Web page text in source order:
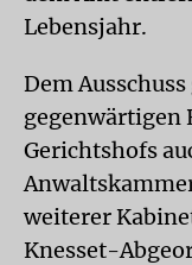
Lebensjahr.
Dem
gegenwärtigen
Gerichtshofs
weiterer
Knesset-